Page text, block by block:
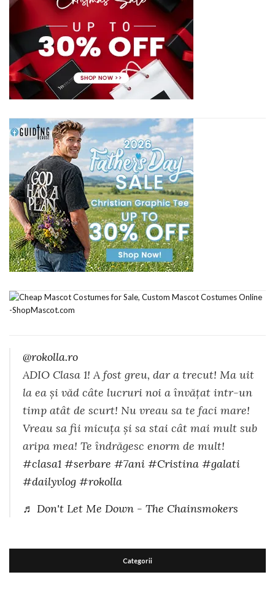
@rokolla.ro
ADIO Clasa 1! A fost greu, dar a trecut! Ma uit
la ea și văd câte lucruri noi a învățat intr-un
timp atât de scurt! Nu vreau sa te faci mare!
Vreau sa fii micuța și sa stai cât mai mult sub
aripa mea! Te îndrăgesc enorm de mult!
#clasa1 #serbare #7ani #Cristina #galati
#dailyvlog #rokolla
♬ Don't Let Me Down - The Chainsmokers
Categorii